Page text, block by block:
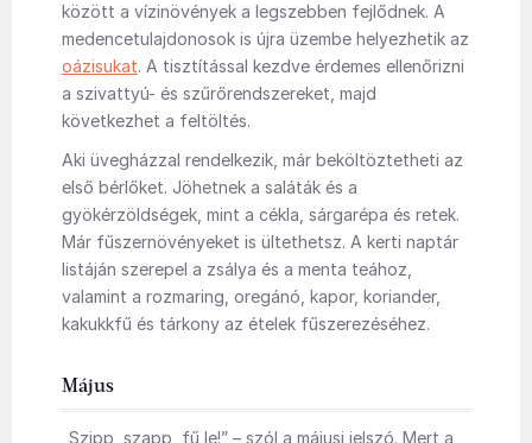
között a vízinövények a legszebben fejlődnek. A
medencetulajdonosok is újra üzembe helyezhetik az
oázisukat. A tisztítással kezdve érdemes ellenőrizni
a szivattyú- és szűrőrendszereket, majd
következhet a feltöltés.
Aki üvegházzal rendelkezik, már beköltöztetheti az
első bérlőket. Jöhetnek a saláták és a
gyökérzöldségek, mint a cékla, sárgarépa és retek.
Már fűszernövényeket is ültethetsz. A kerti naptár
listáján szerepel a zsálya és a menta teához,
valamint a rozmaring, oregánó, kapor, koriander,
kakukkfű és tárkony az ételek fűszerezéséhez.
Május
„Szipp, szapp, fű le!” – szól a májusi jelszó. Mert a